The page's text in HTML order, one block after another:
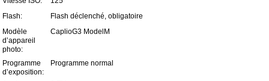
Flash:
Flash déclenché, obligatoire
Modèle
d’appareil
photo:
CaplioG3 ModelM
Programme
d’exposition:
Programme normal